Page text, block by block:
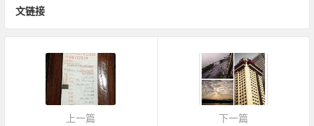
文链接
上一篇
下一篇